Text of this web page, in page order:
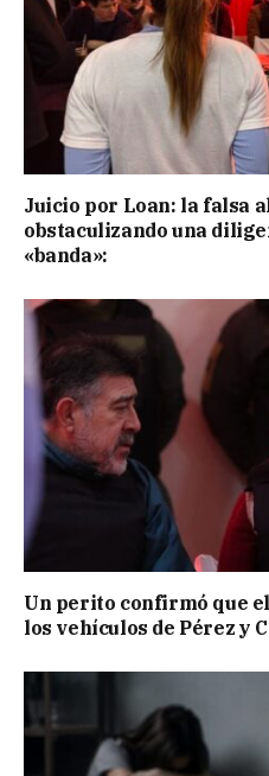
Juicio por Loan: la falsa
obstaculizando una
«banda»:
Un perito confirmó que
los vehículos de Pérez y